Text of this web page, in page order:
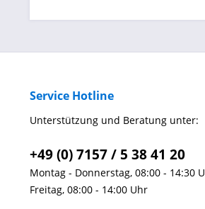
Service Hotline
Unterstützung und Beratung unter:
+49 (0) 7157 / 5 38 41 20
Montag - Donnerstag, 08:00 - 14:30
Freitag, 08:00 - 14:00 Uhr